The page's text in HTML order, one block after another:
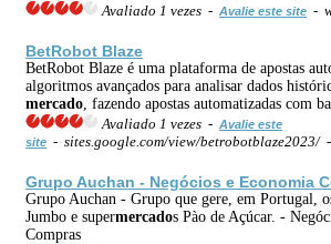
Avaliado 1 vezes - Avalie este site -
BetRobot Blaze
BetRobot Blaze é uma plataforma de apostas
algoritmos avançados para analisar dados
mercado , fazendo apostas automatizadas com
Avaliado 1 vezes - Avalie este
site - sites.google.com/view/betrobotblaze2023/ -
Grupo Auchan - Negócios e Economia
Grupo Auchan - Grupo que gere, em Portugal,
Jumbo e supermercados Pào de Açúcar. -
Compras